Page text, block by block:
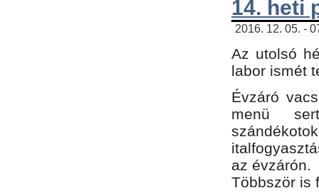
14. heti
2016. 12. 05. -
Az utolsó
labor ismét
Évzáró
menü
az évzárón.
Többször is